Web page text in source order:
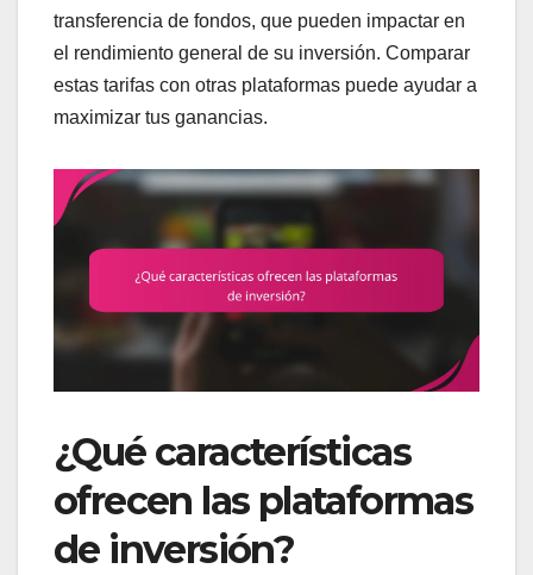
transferencia de fondos, que pueden impactar en
el rendimiento general de su inversión. Comparar
estas tarifas con otras plataformas puede ayudar a
maximizar tus ganancias.
¿Qué características
ofrecen las plataformas
de inversión?